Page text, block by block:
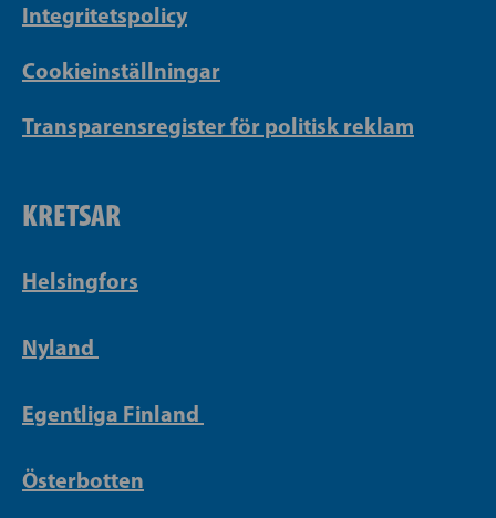
Integritetspolicy
Cookieinställningar
Transparensregister för politisk reklam
KRETSAR
Helsingfors
Nyland
Egentliga Finland
Österbotten